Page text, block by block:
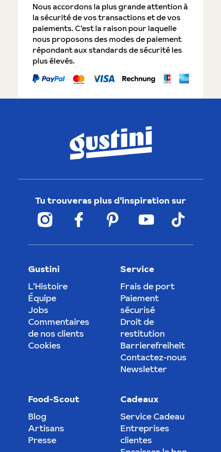
Nous accordons la plus grande attention à
la sécurité de vos transactions et de vos
paiements. C’est la raison pour laquelle
nous proposons des modes de paiement
répondant aux standards de sécurité les
plus élevés.
Tu trouveras plus d'inspiration sur
Gustini
L'Histoire
Équipe
Jobs
Commentaires
de nos clients
Cookies
Service
Frais de port
Paiement
sécurisé
Droit de
restitution
Barrierefreiheit
Contactez-nous
Newsletter
Food-Scout
Blog
Artisans
Presse
Cadeaux
Service Cadeau
Entreprises
clientes